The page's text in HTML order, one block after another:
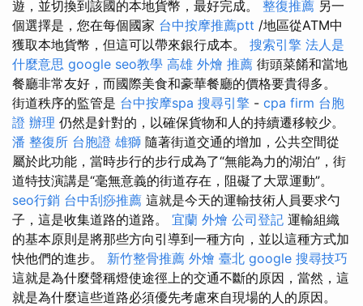
遊，並切換到該國的本地貨幣，最好完成。 整復推薦 另一
個選擇是，您在每個國家 台中按摩推薦ptt /地區從ATM中
獲取本地貨幣，但這可以帶來銀行成本。 搜索引擎 法人是
什麼意思 google seo教學 高雄 外燴 推薦 街頭菜餚和當地
餐廳非常友好，而國際美食和豪華餐廳的價格要貴得多。
街道秩序的監管是 台中按摩spa 搜尋引擎 - cpa firm 台胞
證 辦理 仍然是針對的，以確保貨物和人的持續遷移較少。
潘 整復所 台胞證 雄獅 隨著街道交通的增加，公共空間從
屬於此功能，當時步行的步行成為了“無能為力的湖泊”，街
道特技演講是“毫無意義的街道存在，阻礙了大眾運動”。
seo行銷 台中刮痧推薦 這就是今天的運輸技術人員要求勺
子，這是收集道路的道路。 宜蘭 外燴 公司登記 運輸組織
的基本原則是將那些方向引導到一種方向，並以這種方式加
快他們的進步。 新竹整骨推薦 外燴 臺北 google 搜尋技巧
這就是為什麼聲稱燈使途徑上的交通不斷的原因，當然，這
就是為什麼這些道路必須優先考慮來自現場的人的原因。